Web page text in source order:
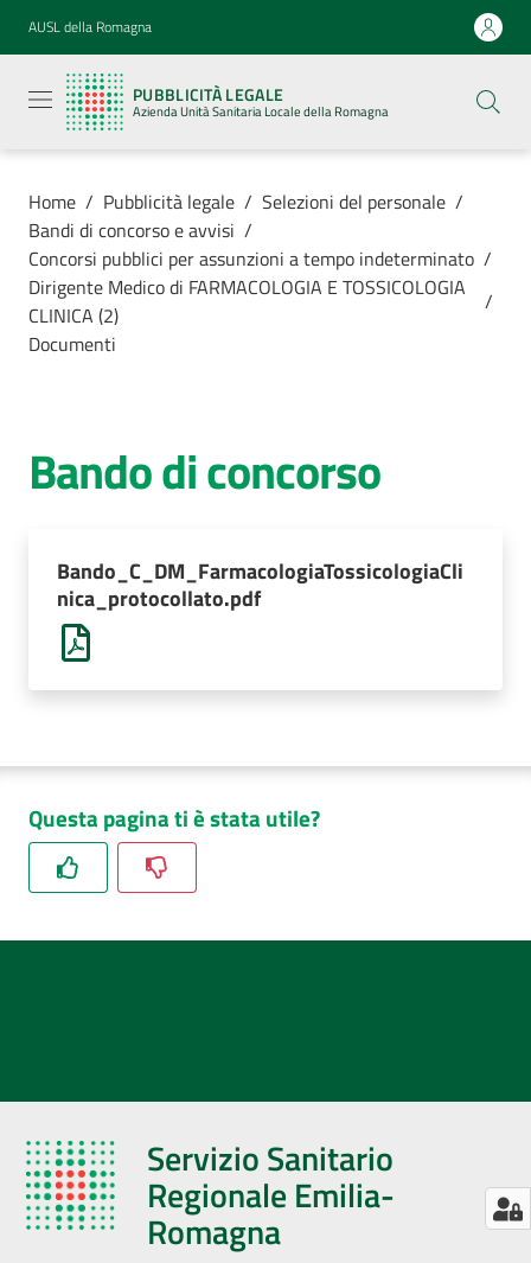
Vai al contenuto
Vai alla navigazione
Vai al footer
AUSL della Romagna
PUBBLICITÀ LEGALE
Azienda Unità Sanitaria Locale della Romagna
legale
Azienda
Unità
Locale della
Azienda
Luoghi di
cura
AUSL
Comunica
Home / Pubblicità legale / Selezioni del personale /
Bandi di concorso e avvisi /
Concorsi pubblici per assunzioni a tempo indeterminato /
Dirigente Medico di FARMACOLOGIA E TOSSICOLOGIA
CLINICA (2)
/
Documenti
Bando di concorso
Bando_C_DM_FarmacologiaTossicologiaCli
nica_protocollato.pdf
Questa pagina ti è stata utile?
Servizio Sanitario
Regionale Emilia-
Romagna